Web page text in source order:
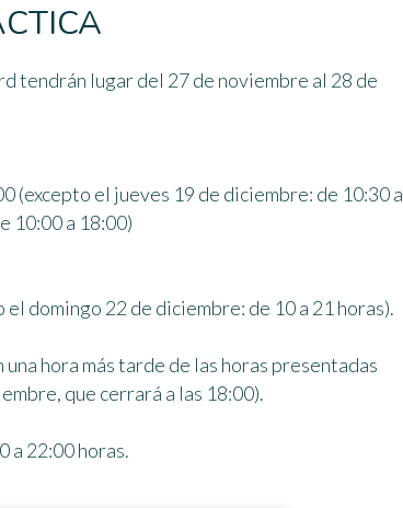
tendrán lugardel 27 de noviembre al 28 de
(excepto el jueves 19 de diciembre: de 10:30 a
10:00 a 18:00)
domingo 22 de diciembre: de 10 a 21 horas).
hora más tarde de las horas presentadas
que cerrará a las 18:00).
a 22:00 horas.